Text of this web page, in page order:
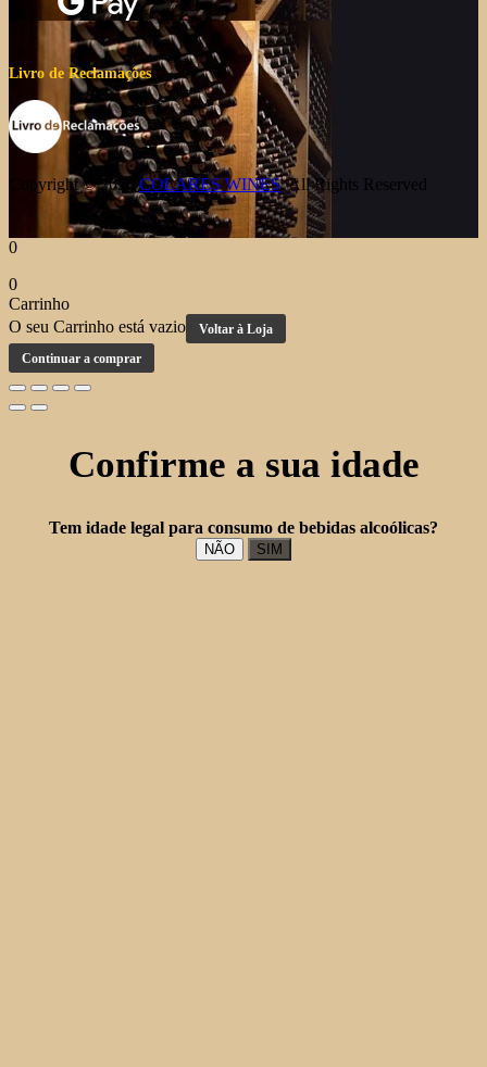
Livro de Reclamações
Copyright © 2026COLARES WINES. All Rights Reserved
0
0
Carrinho
O seu Carrinho está vazio
Voltar à Loja
Continuar a comprar
Confirme a sua idade
Tem idade legal para consumo de bebidas alcoólicas?
NÃO SIM